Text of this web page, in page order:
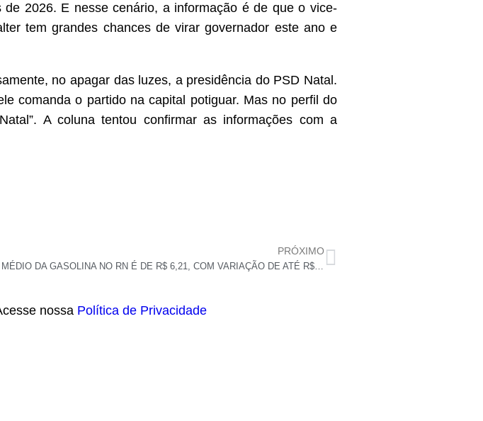
2026. E nesse cenário, a informação é de que o vice-
tem grandes chances de virar governador este ano e
no apagar das luzes, a presidência do PSD Natal.
comanda o partido na capital potiguar. Mas no perfil do
A coluna tentou confirmar as informações com a
PRÓXIMO
ANP: PREÇO MÉDIO DA GASOLINA NO RN É DE R$ 6,21, COM VARIAÇÃO DE ATÉ R$ 1,24
nossa Política de Privacidade